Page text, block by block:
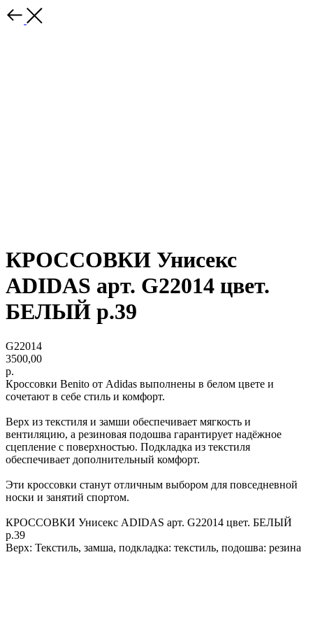
КРОССОВКИ Унисекс
ADIDAS арт. G22014 цвет.
БЕЛЫЙ р.39
G22014
3500,00
р.
Кроссовки Benito от Adidas выполнены в белом цвете и
сочетают в себе стиль и комфорт.
Верх из текстиля и замши обеспечивает мягкость и
вентиляцию, а резиновая подошва гарантирует надёжное
сцепление с поверхностью. Подкладка из текстиля
обеспечивает дополнительный комфорт.
Эти кроссовки станут отличным выбором для повседневной
носки и занятий спортом.
КРОССОВКИ Унисекс ADIDAS арт. G22014 цвет. БЕЛЫЙ
р.39
Верх: Текстиль, замша, подкладка: текстиль, подошва: резина